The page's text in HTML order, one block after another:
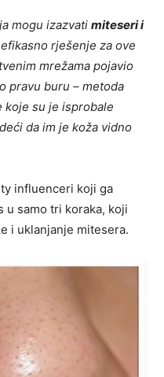
mogu izazvati miteseri i
rješenje za ove
mrežama pojavio
pravu buru – metoda
koje su je isprobale
da im je koža vidno
influenceri koji ga
u samo tri koraka, koji
i uklanjanje mitesera.